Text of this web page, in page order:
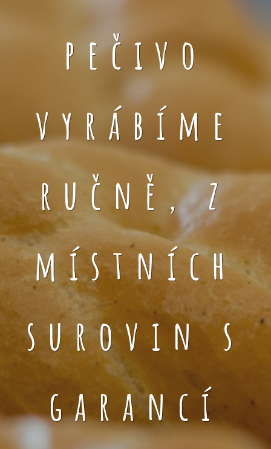
pečivo
vyrábíme
ručně, z
místních
surovin s
garancí